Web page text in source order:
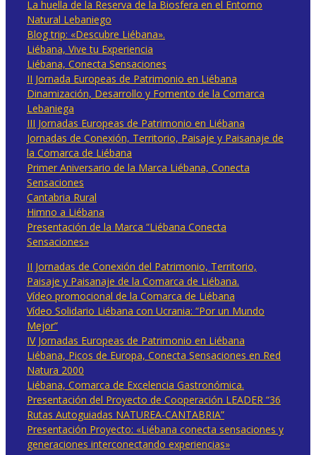
La huella de la Reserva de la Biosfera en el Entorno
Natural Lebaniego
Blog trip: «Descubre Liébana».
Liébana, Vive tu Experiencia
Liébana, Conecta Sensaciones
II Jornada Europeas de Patrimonio en Liébana
Dinamización, Desarrollo y Fomento de la Comarca
Lebaniega
III Jornadas Europeas de Patrimonio en Liébana
Jornadas de Conexión, Territorio, Paisaje y Paisanaje de
la Comarca de Liébana
Primer Aniversario de la Marca Liébana, Conecta
Sensaciones
Cantabria Rural
Himno a Liébana
Presentación de la Marca “Liébana Conecta
Sensaciones»
II Jornadas de Conexión del Patrimonio, Territorio,
Paisaje y Paisanaje de la Comarca de Liébana.
Vídeo promocional de la Comarca de Liébana
Vídeo Solidario Liébana con Ucrania: “Por un Mundo
Mejor”
IV Jornadas Europeas de Patrimonio en Liébana
Liébana, Picos de Europa, Conecta Sensaciones en Red
Natura 2000
Liébana, Comarca de Excelencia Gastronómica.
Presentación del Proyecto de Cooperación LEADER “36
Rutas Autoguiadas NATUREA-CANTABRIA”
Presentación Proyecto: «Liébana conecta sensaciones y
generaciones interconectando experiencias»